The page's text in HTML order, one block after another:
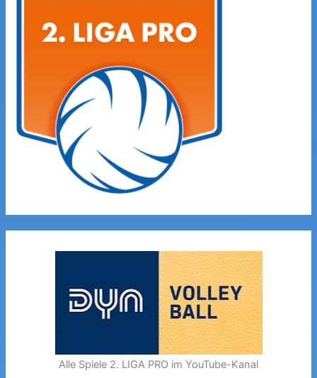
Alle Spiele 2. LIGA PRO im YouTube-Kanal